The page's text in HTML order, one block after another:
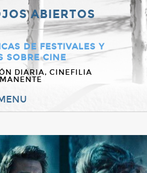
ABIERTOS
DE FESTIVALES Y
SOBRE CINE
DIARIA, CINEFILIA